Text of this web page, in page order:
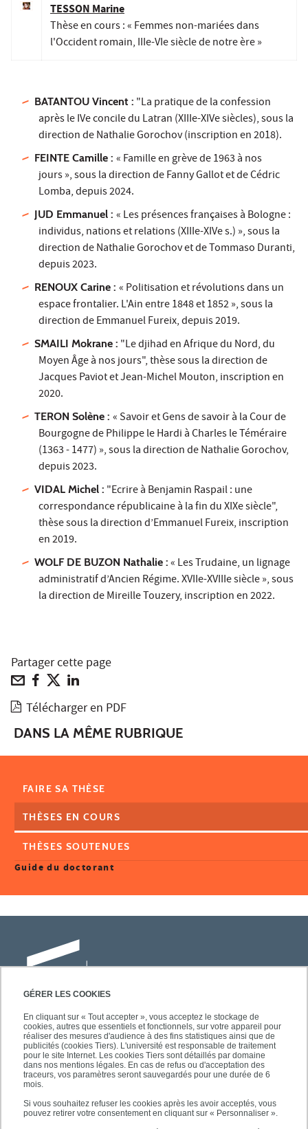
GÉRER LES COOKIES
En cliquant sur « Tout accepter », vous acceptez le stockage de
cookies, autres que essentiels et fonctionnels, sur votre appareil pour
réaliser des mesures d'audience à des fins statistiques ainsi que de
publicités (cookies Tiers). L'université est responsable de traitement
pour le site Internet. Les cookies Tiers sont détaillés par domaine
dans nos mentions légales. En cas de refus ou d'acceptation des
traceurs, vos paramètres seront sauvegardés pour une durée de 6
mois.
Si vous souhaitez refuser les cookies après les avoir acceptés, vous
pouvez retirer votre consentement en cliquant sur « Personnaliser ».
TESSON Marine
Thèse en cours : « Femmes non-mariées dans
l'Occident romain, IIIe-VIe siècle de notre ère »
BATANTOU Vincent : "La pratique de la confession
après le IVe concile du Latran (XIIIe-XIVe siècles), sous la
direction de Nathalie Gorochov (inscription en 2018).
FEINTE Camille :« Famille en grève de 1963 à nos
jours », sous la direction de Fanny Gallot et de Cédric
Lomba, depuis 2024.
JUD Emmanuel :« Les présences françaises à Bologne :
individus, nations et relations (XIIIe-XIVe s.) », sous la
direction de Nathalie Gorochov et de Tommaso Duranti,
depuis 2023.
RENOUX Carine :« Politisation et révolutions dans un
espace frontalier. L'Ain entre 1848 et 1852 », sous la
direction de Emmanuel Fureix, depuis 2019.
SMAILI Mokrane : "Le djihad en Afrique du Nord, du
Moyen Âge à nos jours", thèse sous la direction de
Jacques Paviot et Jean-Michel Mouton, inscription en
2020.
TERON Solène :« Savoir et Gens de savoir à la Cour de
Bourgogne de Philippe le Hardi à Charles le Téméraire
(1363 - 1477) », sous la direction de Nathalie Gorochov,
depuis 2023.
VIDAL Michel : "Ecrire à Benjamin Raspail : une
correspondance républicaine à la fin du XIXe siècle",
thèse sous la direction d’Emmanuel Fureix, inscription
en 2019.
WOLF DE BUZON Nathalie : « Les Trudaine, un lignage
administratif d’Ancien Régime. XVIIe-XVIIIe siècle », sous
la direction de Mireille Touzery, inscription en 2022.
Partager cette page
Télécharger en PDF
DANS LA MÊME RUBRIQUE
FAIRE SA THÈSE
THÈSES EN COURS
THÈSES SOUTENUES
Guide du doctorant
Université Paris-Est Créteil
Faculté des lettres, langues et sciences
humaines
61, avenue du Général de Gaulle
94010 Créteil